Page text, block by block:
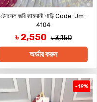
টেনসেল জরি জামদানী শাড়ি Code-Jm-
4104
৳ 2,550 ৳ 3,150
অর্ডার করুন
-19%